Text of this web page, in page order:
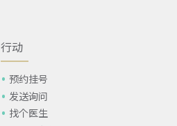
行动
预约挂号
发送询问
找个医生